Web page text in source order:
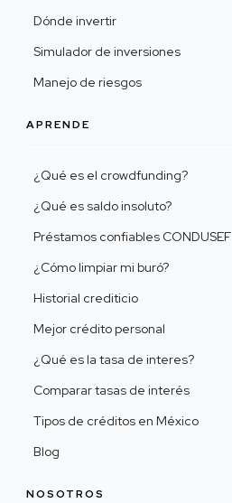
Dónde invertir
Simulador de inversiones
Manejo de riesgos
APRENDE
¿Qué es el crowdfunding?
¿Qué es saldo insoluto?
Préstamos confiables CONDUSEF
¿Cómo limpiar mi buró?
Historial crediticio
Mejor crédito personal
¿Qué es la tasa de interes?
Comparar tasas de interés
Tipos de créditos en México
Blog
NOSOTROS